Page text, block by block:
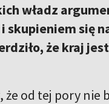
władz
skupieniem się
że kraj
że od tej pory